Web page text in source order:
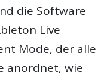
die Software
Live
Mode, der alle
anordnet, wie